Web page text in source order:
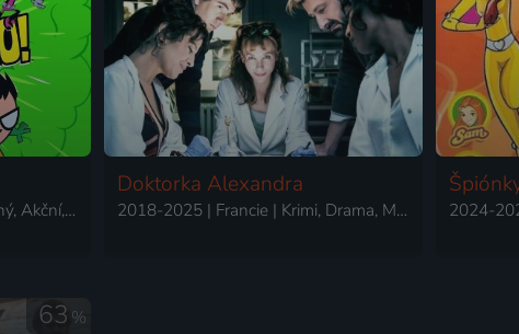
2013-2026 | USA | Animovaný, Akční, Dobrodružný, Drama, Fantasy, Horor, Hudební, Komedie, Mysteriózní, Rodinný, Romantický, Science Fiction, Krimi, Pohádka
Doktorka Alexandra
2018-2025 | Francie | Krimi, Drama, Mysteriózní, Thriller
63 %